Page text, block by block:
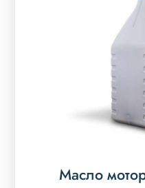
Масло